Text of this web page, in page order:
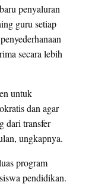
penyaluran
guru setiap
secara lebih
untuk
dan agar
dari transfer
ungkapnya.
program
pendidikan.